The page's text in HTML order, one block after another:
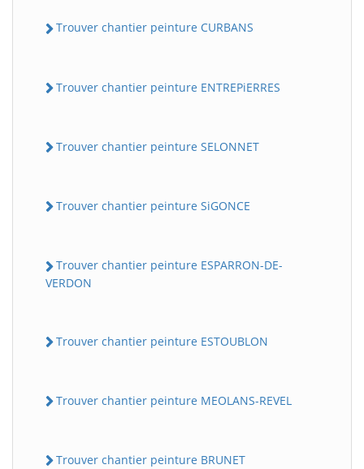
Trouver chantier peinture CURBANS
Trouver chantier peinture ENTREPiERRES
Trouver chantier peinture SELONNET
Trouver chantier peinture SiGONCE
Trouver chantier peinture ESPARRON-DE-
VERDON
Trouver chantier peinture ESTOUBLON
Trouver chantier peinture MEOLANS-REVEL
Trouver chantier peinture BRUNET